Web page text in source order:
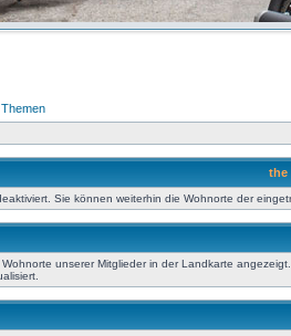
the
Sie können weiterhin die Wohnorte der
unserer Mitglieder in der Landkarte